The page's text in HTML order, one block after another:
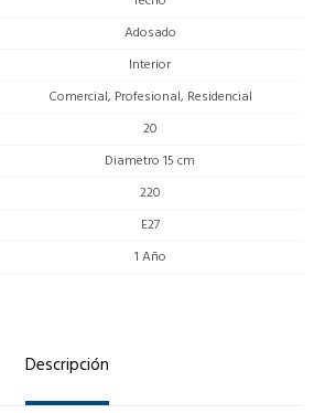
Adosado
Interior
Comercial, Profesional, Residencial
20
Diametro 15 cm
220
E27
1 Año
Descripción